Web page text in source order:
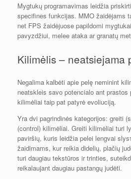
Mygtukų programavimas leidžia
specifines funkcijas. MMO žaidėjams
net FPS žaidėjuose papildomi
pavyzdžiui, melee ataka ar granatų
Kilimėlis – neatsiejama
Negalima kalbėti apie pelę neminint
neatskleis savo potencialo ant prastos
kilimėliai taip pat patyrė evoliuciją.
Yra dvi pagrindinės kategorijos: greiti
(control) kilimėliai. Greiti kilimėliai turi
paviršių, kuris leidžia pelei lengvai
žaidimams, kur reikia didelių, plačių
turi daugiau tekstūros ir trinties,
reikalaujant daugiau pastangų judėti.